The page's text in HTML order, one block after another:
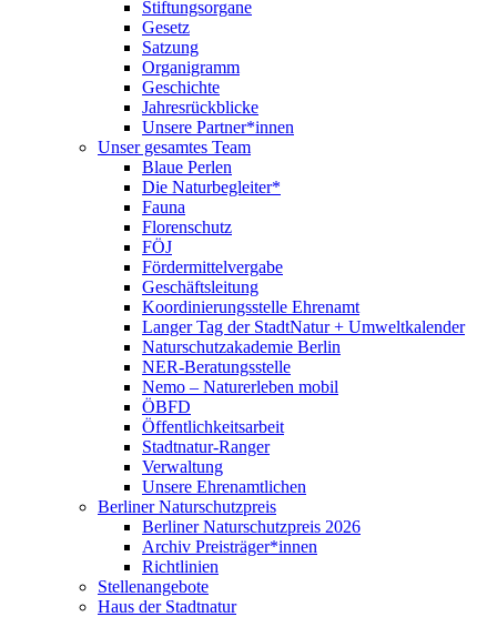
Stiftungsorgane
Gesetz
Satzung
Organigramm
Geschichte
Jahresrückblicke
Unsere Partner*innen
Unser gesamtes Team
Blaue Perlen
Die Naturbegleiter*
Fauna
Florenschutz
FÖJ
Fördermittelvergabe
Geschäftsleitung
Koordinierungsstelle Ehrenamt
Langer Tag der StadtNatur + Umweltkalender
Naturschutzakademie Berlin
NER-Beratungsstelle
Nemo – Naturerleben mobil
ÖBFD
Öffentlichkeitsarbeit
Stadtnatur-Ranger
Verwaltung
Unsere Ehrenamtlichen
Berliner Naturschutzpreis
Berliner Naturschutzpreis 2026
Archiv Preisträger*innen
Richtlinien
Stellenangebote
Haus der Stadtnatur